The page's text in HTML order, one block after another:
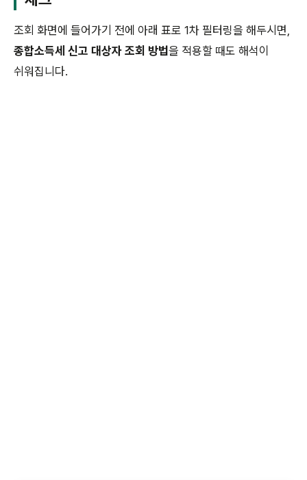
조회 화면에 들어가기 전에 아래 표로 1차 필터링을 해두시면,
종합소득세 신고 대상자 조회 방법을 적용할 때도 해석이
쉬워집니다.